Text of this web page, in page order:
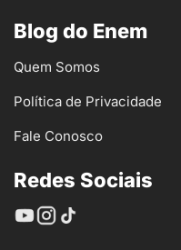
Blog do Enem
Quem Somos
Política de Privacidade
Fale Conosco
Redes Sociais